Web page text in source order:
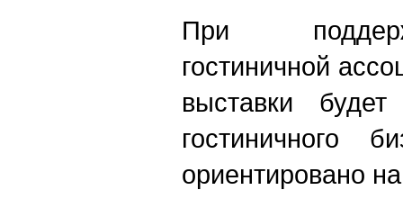
При
гостиничной
выставки
гостиничного
ориентировано